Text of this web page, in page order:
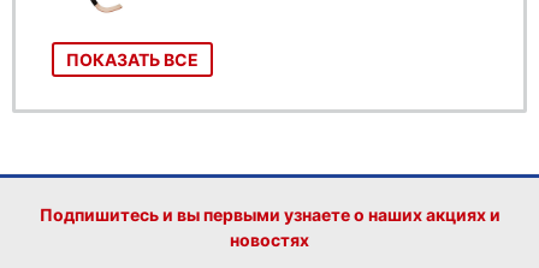
ПОКАЗАТЬ ВСЕ
Подпишитесь и вы первыми узнаете о наших акциях и
новостях